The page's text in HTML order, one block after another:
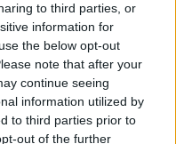
to third parties, or
information for
the below opt-out
note that after your
continue seeing
information utilized by
to third parties prior to
out of the further
de 2026
México 2026